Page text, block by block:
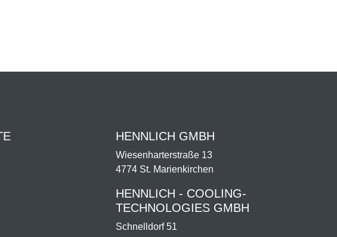
HENNLICH GMBH
Wiesenharterstraße 13
4774 St. Marienkirchen
HENNLICH - COOLING-
TECHNOLOGIES GMBH
Schnelldorf 51